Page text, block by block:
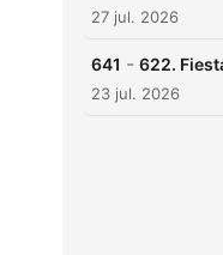
27 jul. 2026
641 - 622.
23 jul. 2026